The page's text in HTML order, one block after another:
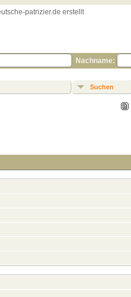
patrizier.de erstellt
Nachname:
Suchen